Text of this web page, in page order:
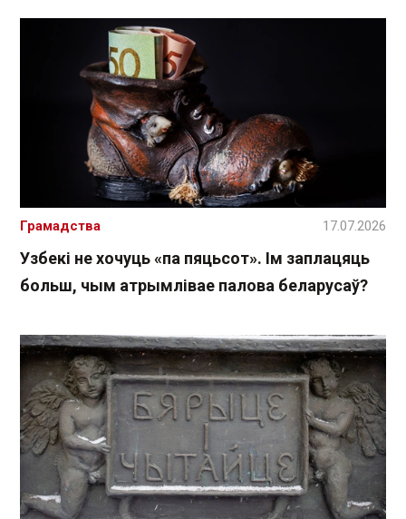
Узбекі не хочуць «па пяцьсот». Ім заплацяць
больш, чым атрымлівае палова беларусаў?
Грамадства 17.07.2026